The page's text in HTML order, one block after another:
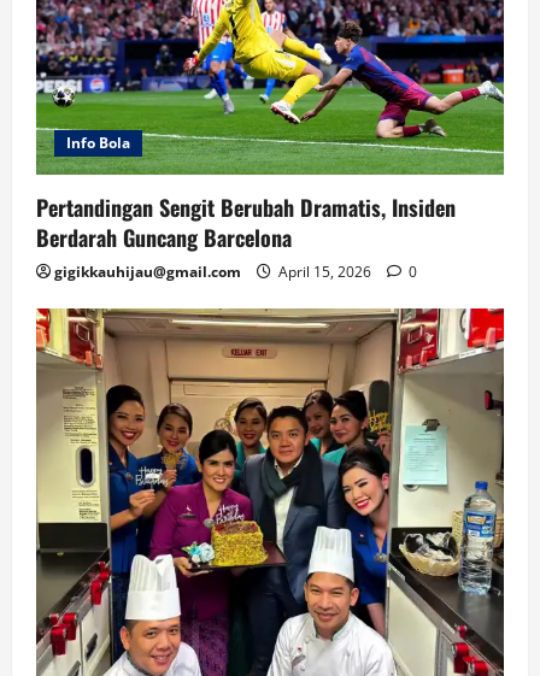
Info Bola
Pertandingan Sengit Berubah Dramatis, Insiden
Berdarah Guncang Barcelona
gigikkauhijau@gmail.com April 15, 2026 0